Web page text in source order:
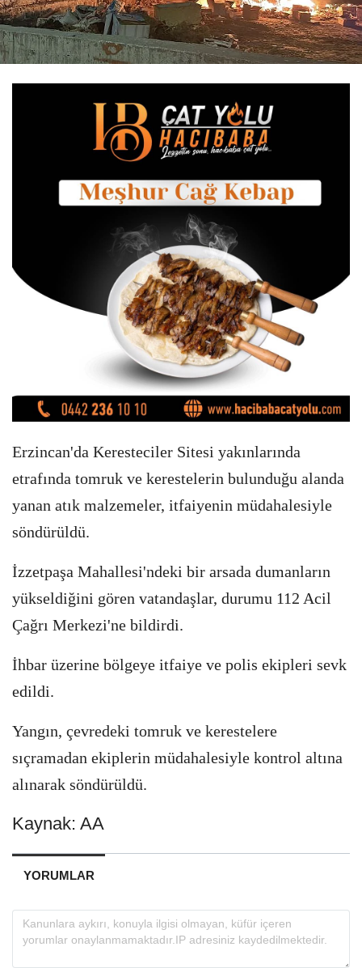
Erzincan'da Keresteciler Sitesi yakınlarında
etrafında tomruk ve kerestelerin bulunduğu alanda
yanan atık malzemeler, itfaiyenin müdahalesiyle
söndürüldü.
İzzetpaşa Mahallesi'ndeki bir arsada dumanların
yükseldiğini gören vatandaşlar, durumu 112 Acil
Çağrı Merkezi'ne bildirdi.
İhbar üzerine bölgeye itfaiye ve polis ekipleri sevk
edildi.
Yangın, çevredeki tomruk ve kerestelere
sıçramadan ekiplerin müdahalesiyle kontrol altına
alınarak söndürüldü.
Kaynak: AA
YORUMLAR